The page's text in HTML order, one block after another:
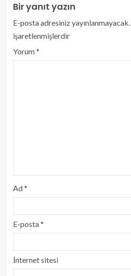
Bir yanıt yazın
E-posta adresiniz yayınlanmayacak.
işaretlenmişlerdir
Yorum*
Ad*
E-posta*
İnternet sitesi